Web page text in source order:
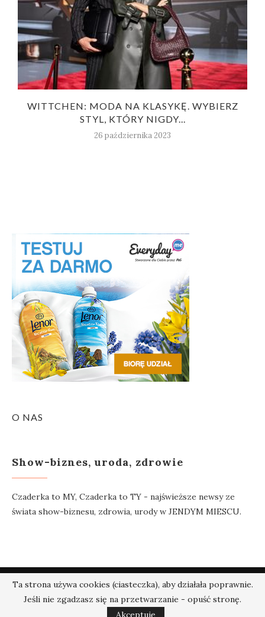
WITTCHEN: MODA NA KLASYKĘ. WYBIERZ
STYL, KTÓRY NIGDY...
26 października 2023
O NAS
Show-biznes, uroda, zdrowie
Czaderka to MY, Czaderka to TY - najświeższe newsy ze
świata show-biznesu, zdrowia, urody w JENDYM MIESCU.
@2018 - Czaderka.pl. Wszelkie prawa zastrzeżone.
W GÓRĘ
Ta strona używa cookies (ciasteczka), aby działała poprawnie.
Jeśli nie zgadzasz się na przetwarzanie - opuść stronę.
Akceptuję